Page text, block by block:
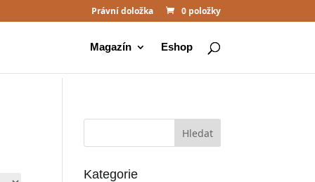
Právní doložka 0 položky
Magazín Eshop
Kategorie